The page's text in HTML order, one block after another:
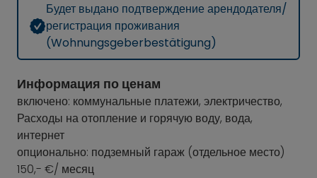
Будет выдано подтверждение арендодателя/
регистрация проживания
(Wohnungsgeberbestätigung)
Информация по ценам
включено: коммунальные платежи, электричество,
Расходы на отопление и горячую воду, вода,
интернет
опционально: подземный гараж (отдельное место)
150,- €/ месяц